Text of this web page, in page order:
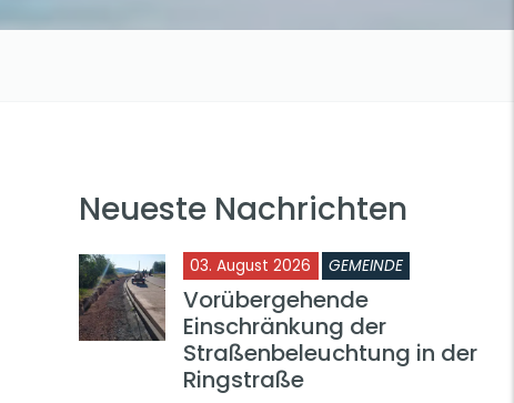
Neueste Nachrichten
03. August 2026 GEMEINDE
Vorübergehende
Einschränkung der
Straßenbeleuchtung in der
Ringstraße